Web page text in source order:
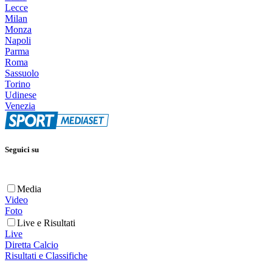
Lecce
Milan
Monza
Napoli
Parma
Roma
Sassuolo
Torino
Udinese
Venezia
Seguici su
Media
Video
Foto
Live e Risultati
Live
Diretta Calcio
Risultati e Classifiche